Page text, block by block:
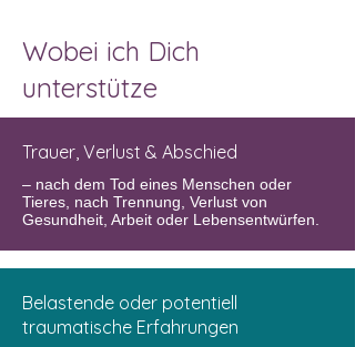
Wobei ich Dich
unterstütze
Trauer, Verlust & Abschied
– nach dem Tod eines Menschen oder
Tieres, nach Trennung, Verlust von
Gesundheit, Arbeit oder Lebensentwürfen.
Belastende oder potentiell
traumatische Erfahrungen